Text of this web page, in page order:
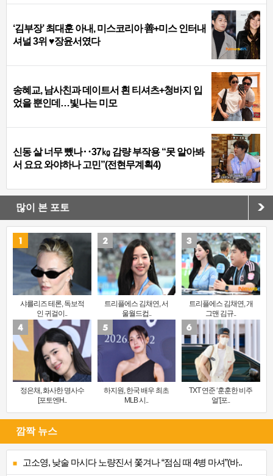
‘김부장’ 최대훈 아내, 미스코리아 善+미스 인터내
셔널 3위 ♥장윤서였다
송혜교, 남사친과 데이트서 흰 티셔츠+청바지 입
었을 뿐인데…빛나는 미모
신동 살 너무 뺐나‥37㎏ 감량 부작용 “못 알아봐
서 요요 와야하나 고민”(전현무계획4)
많이 본 포토
샤를리즈 테론, 독보적
인 귀걸이..
트리플에스 김채연, 서
울월드컵..
트리플에스 김채연, 개
그맨 김규..
정은채, 화사한 명사수
[포토엔H..
하지원, 한국 배우 최초
MLB 시..
TXT 연준 ‘훈훈한 비주
얼’[포..
깜짝 뉴스
고소영, 낮술 마시다 노량진서 쫓겨나 “점심 때 4병 마셔”(바..